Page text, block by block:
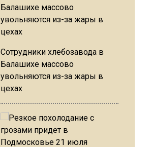
Сотрудники хлебозавода в
Балашихе массово
увольняются из-за жары в
цехах